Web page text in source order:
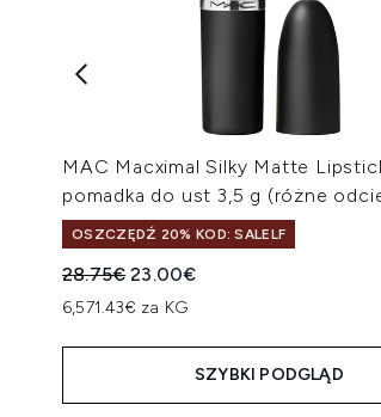
MAC Macximal Silky Matte
pomadka do ust 3,5 g (różne
OSZCZĘDŹ 20% KOD: SALELF
Sugerowana cena detaliczna:
28.75€Aktualna cena:
23.00€
6,571.43€ za KG
SZYBKI PODGLĄD